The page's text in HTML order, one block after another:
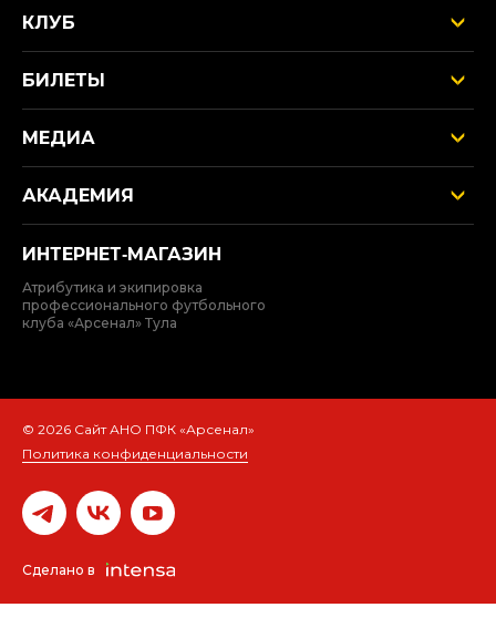
КЛУБ
БИЛЕТЫ
МЕДИА
АКАДЕМИЯ
ИНТЕРНЕТ‑МАГАЗИН
Атрибутика и экипировка
профессионального футбольного
клуба «Арсенал» Тула
© 2026 Сайт АНО ПФК «Арсенал»
Политика конфиденциальности
Сделано в